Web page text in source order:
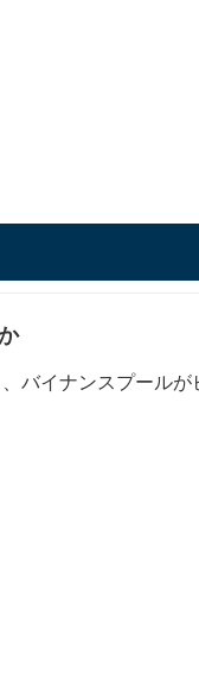
バイナンスプール